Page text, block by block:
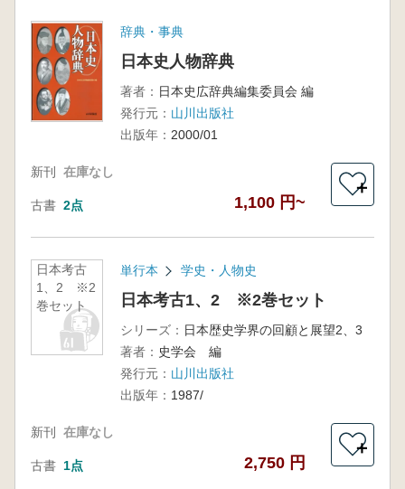
辞典・事典
日本史人物辞典
著者： 日本史広辞典編集委員会 編
発行元： 山川出版社
出版年： 2000/01
新刊 在庫なし
古書 2点 1,100 円~
＋
日本考古
1、2 ※2
巻セット
単行本 学史・人物史
日本考古1、2 ※2巻セット
シリーズ： 日本歴史学界の回顧と展望2、3
著者： 史学会 編
発行元： 山川出版社
出版年： 1987/
新刊 在庫なし
古書 1点 2,750 円
＋